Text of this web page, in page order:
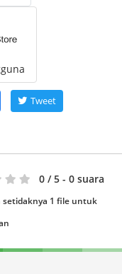
Tweet
0 / 5 - 0 suara
setidaknya 1 file untuk